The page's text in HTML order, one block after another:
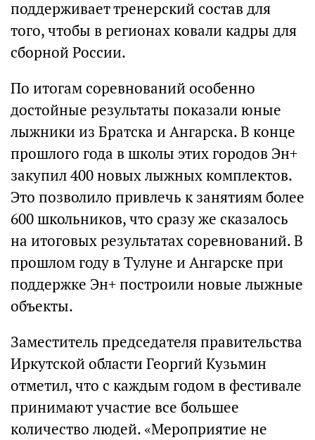
поддерживает тренерский состав для
того, чтобы в регионах ковали кадры для
сборной России.
По итогам соревнований особенно
достойные результаты показали юные
лыжники из Братска и Ангарска. В конце
прошлого года в школы этих городов Эн+
закупил 400 новых лыжных комплектов.
Это позволило привлечь к занятиям более
600 школьников, что сразу же сказалось
на итоговых результатах соревнований. В
прошлом году в Тулуне и Ангарске при
поддержке Эн+ построили новые лыжные
объекты.
Заместитель председателя правительства
Иркутской области Георгий Кузьмин
отметил, что с каждым годом в фестивале
принимают участие все большее
количество людей. «Мероприятие не